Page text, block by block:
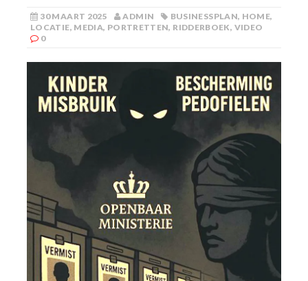
30 MAART 2025 ADMIN BUSINESSPLAN, HOME,
LOCATIE, MEDIA, PORTRETTEN, RIDDERBOEK, VIDEO
0